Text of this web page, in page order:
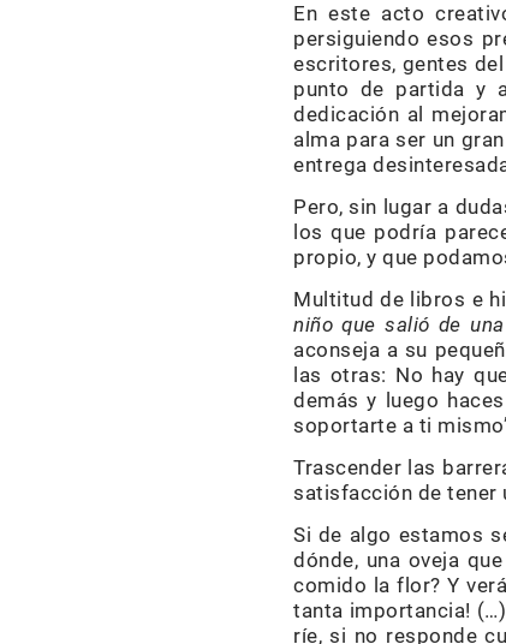
En este acto
persiguiendo esos
escritores, gentes
punto de partida y
dedicación al
alma para ser un
entrega
Pero, sin lugar a
los que podría
propio, y que
Multitud de libros e
niño que salió de
aconseja a su
las otras: No hay
demás y luego
soportarte a ti
Trascender las
satisfacción de tener
Si de algo estamos
dónde, una oveja
comido la flor? Y
tanta importancia!
ríe, si no responde